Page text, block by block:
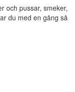
och pussar, smeker,
du med en gång så